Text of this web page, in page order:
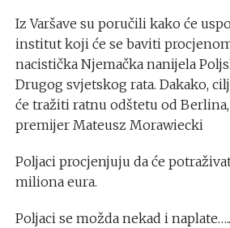
Iz Varšave su poručili kako će
institut koji će se baviti
nacistička Njemačka nanijela
Drugog svjetskog rata. Dakako,
će tražiti ratnu odštetu od
premijer Mateusz Morawiecki
Poljaci procjenjuju da će
miliona eura.
Poljaci se možda nekad i